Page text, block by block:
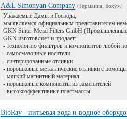
A&L Simonyan Company (Германия, Бохум)
Уважаемые Дамы и Господа,
мы являемся официальным представителем
GKN Sinter Metal Filters GmbH
GKN изготовляет и продает:
- технологию фильтров и компонентов любой
- самосмазочные носители
- синтерированные отливки
- порошковые металлические отливки с
- мягкий магнитный материал
- порошковые компоненты из заменителей
- высокоэффективные пластмассы
BioRay - питьевая вода и водное